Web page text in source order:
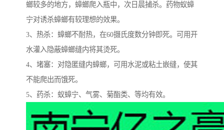
螂较多的地方，蟑螂爬入瓶中，次日晨捕杀。药物蚁蟑
宁对诱杀蟑螂有较理想的效果。
3、热杀：蟑螂不耐热，在60摄氏度数分钟即死。可用开
水灌入隐蔽蟑螂缝内将其烫死。
4、堵塞：对隐匿缝内蟑螂，可用水泥或粘土嵌缝，使其
不能爬出而饿死。
5、药杀：蚁蟑宁、气雾、菊酯类、等均有效。